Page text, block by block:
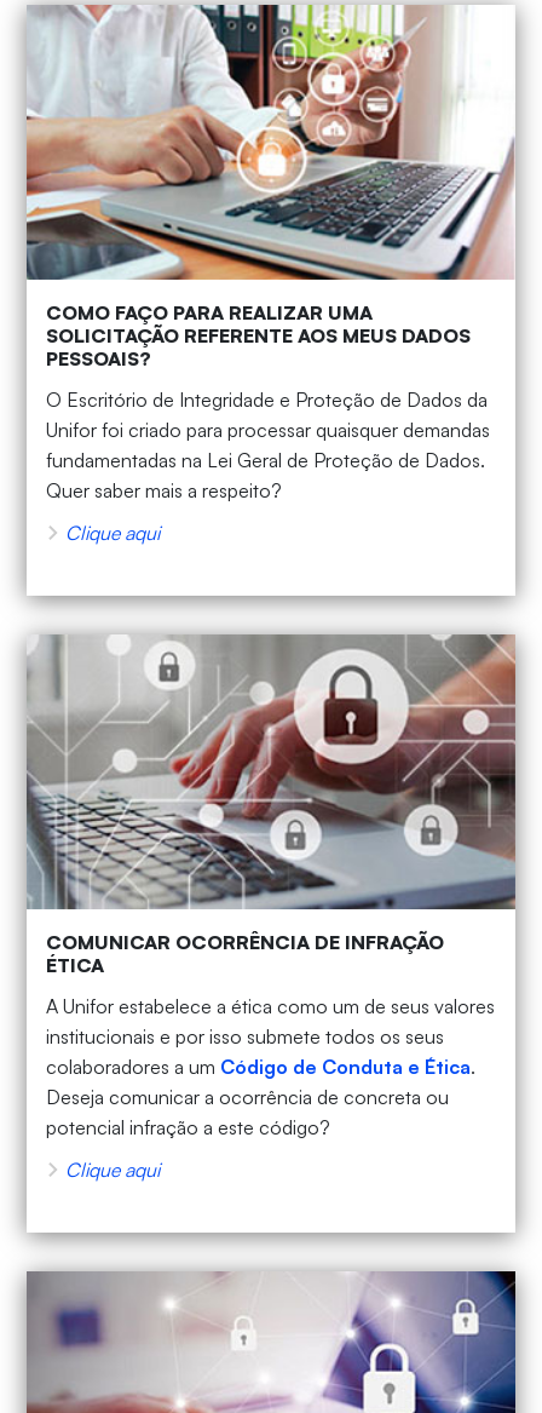
COMO FAÇO PARA REALIZAR UMA
SOLICITAÇÃO REFERENTE AOS MEUS DADOS
PESSOAIS?
O Escritório de Integridade e Proteção de Dados da
Unifor foi criado para processar quaisquer demandas
fundamentadas na Lei Geral de Proteção de Dados.
Quer saber mais a respeito?
Clique aqui
COMUNICAR OCORRÊNCIA DE INFRAÇÃO
ÉTICA
A Unifor estabelece a ética como um de seus valores
institucionais e por isso submete todos os seus
colaboradores a um Código de Conduta e Ética.
Deseja comunicar a ocorrência de concreta ou
potencial infração a este código?
Clique aqui